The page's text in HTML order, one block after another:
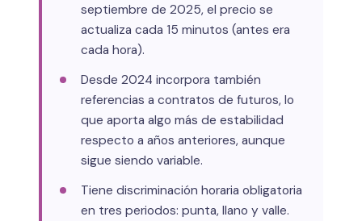
septiembre de 2025, el precio se
actualiza cada 15 minutos (antes era
cada hora).
Desde 2024 incorpora también
referencias a contratos de futuros, lo
que aporta algo más de estabilidad
respecto a años anteriores, aunque
sigue siendo variable.
Tiene discriminación horaria obligatoria
en tres periodos: punta, llano y valle.